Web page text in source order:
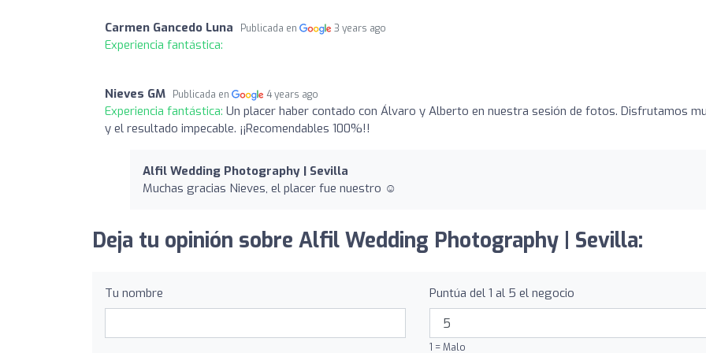
Carmen Gancedo Luna Publicada en 3 years ago
Experiencia fantástica:
Nieves GM Publicada en 4 years ago
Experiencia fantástica: Un placer haber contado con Álvaro y Alberto en nuestra sesión de fotos. Disfrutamos
y el resultado impecable. ¡¡Recomendables 100%!!
Alfil Wedding Photography | Sevilla
Muchas gracias Nieves, el placer fue nuestro ☺️
Deja tu opinión sobre Alfil Wedding Photography | Sevilla:
Tu nombre Puntúa del 1 al 5 el negocio
1 = Malo